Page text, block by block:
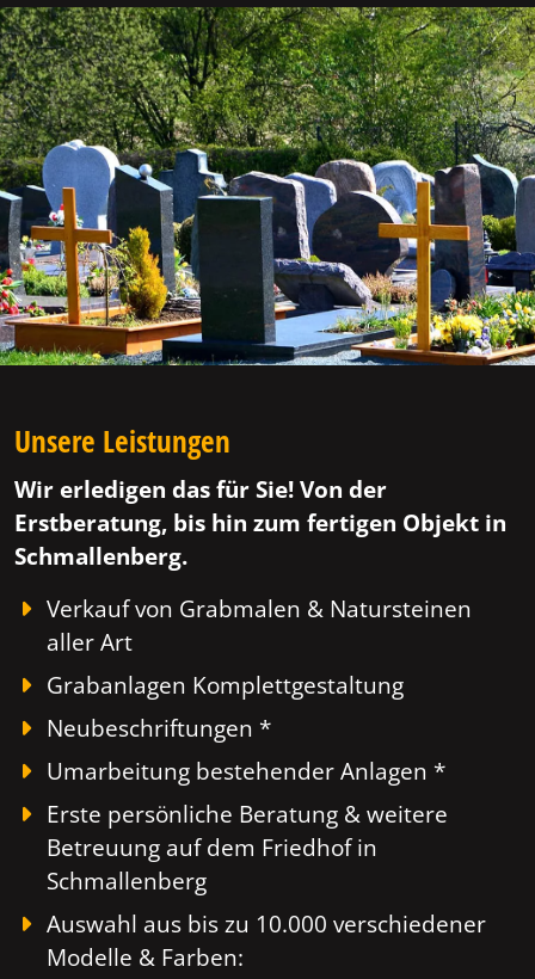
Unsere Leistungen
Wir erledigen das für Sie! Von der
Erstberatung, bis hin zum fertigen Objekt in
Schmallenberg.
Verkauf von Grabmalen & Natursteinen
aller Art
Grabanlagen Komplettgestaltung
Neubeschriftungen *
Umarbeitung bestehender Anlagen *
Erste persönliche Beratung & weitere
Betreuung auf dem Friedhof in
Schmallenberg
Auswahl aus bis zu 10.000 verschiedener
Modelle & Farben: